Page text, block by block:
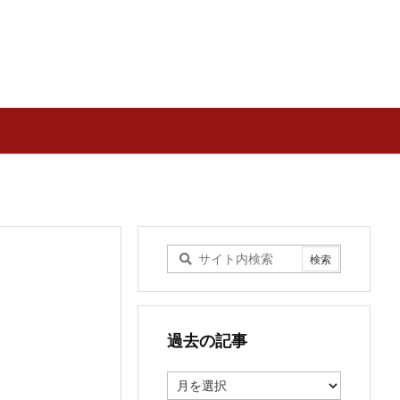
過去の記事
去